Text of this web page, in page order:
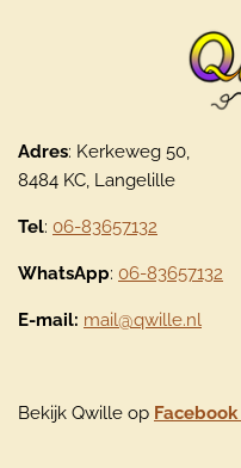
Adres: Kerkeweg 50,
8484 KC, Langelille
Tel: 06-83657132
WhatsApp: 06-83657132
E-mail: mail@qwille.nl
Bekijk Qwille op Facebook